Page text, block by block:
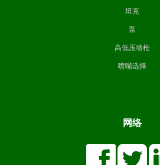
坦克
泵
高低压喷枪
喷嘴选择
网络